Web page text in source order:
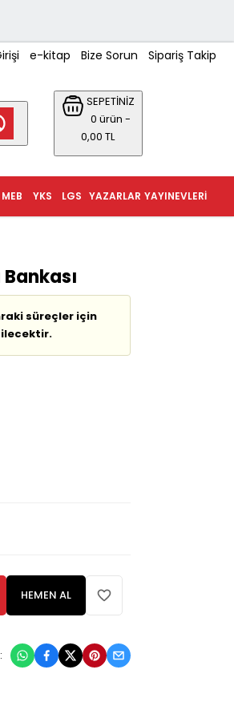
e-kitap Bize Sorun Sipariş Takip
SEPETİNİZ
0 ürün -
0,00 TL
YAYINEVLERI
YAZARLAR
LGS
YKS
MEB
süreçler için
HEMEN AL